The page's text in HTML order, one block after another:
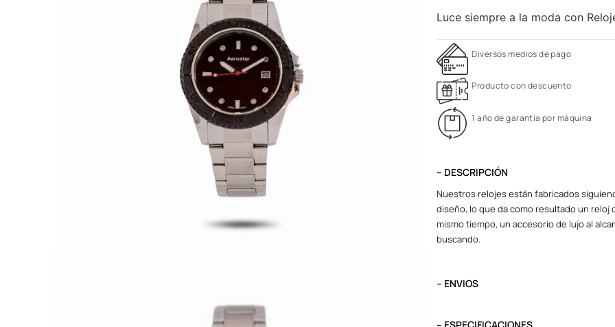
Luce siempre a la moda con
Diversos medios de pago
Producto con descuento
1 año de garantía por máquina
– DESCRIPCIÓN
Nuestros relojes están fabricados
diseño, lo que da como resultado un reloj
mismo tiempo, un accesorio de lujo al
buscando.
– ENVIOS
destino.
– ESPECIFICACIONES